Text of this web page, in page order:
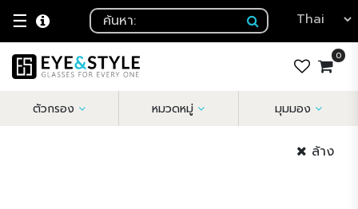
☰
0
ตัวกรอง หมวดหมู่ มุมมอง
ล้าง